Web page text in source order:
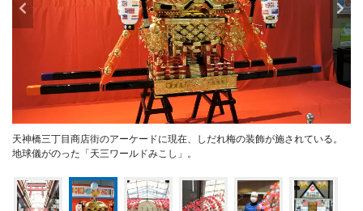
天神橋三丁目商店街のアーケードに現在、しだれ梅の装飾が施されている。
地球儀がのった「天三ワールドみこし」。